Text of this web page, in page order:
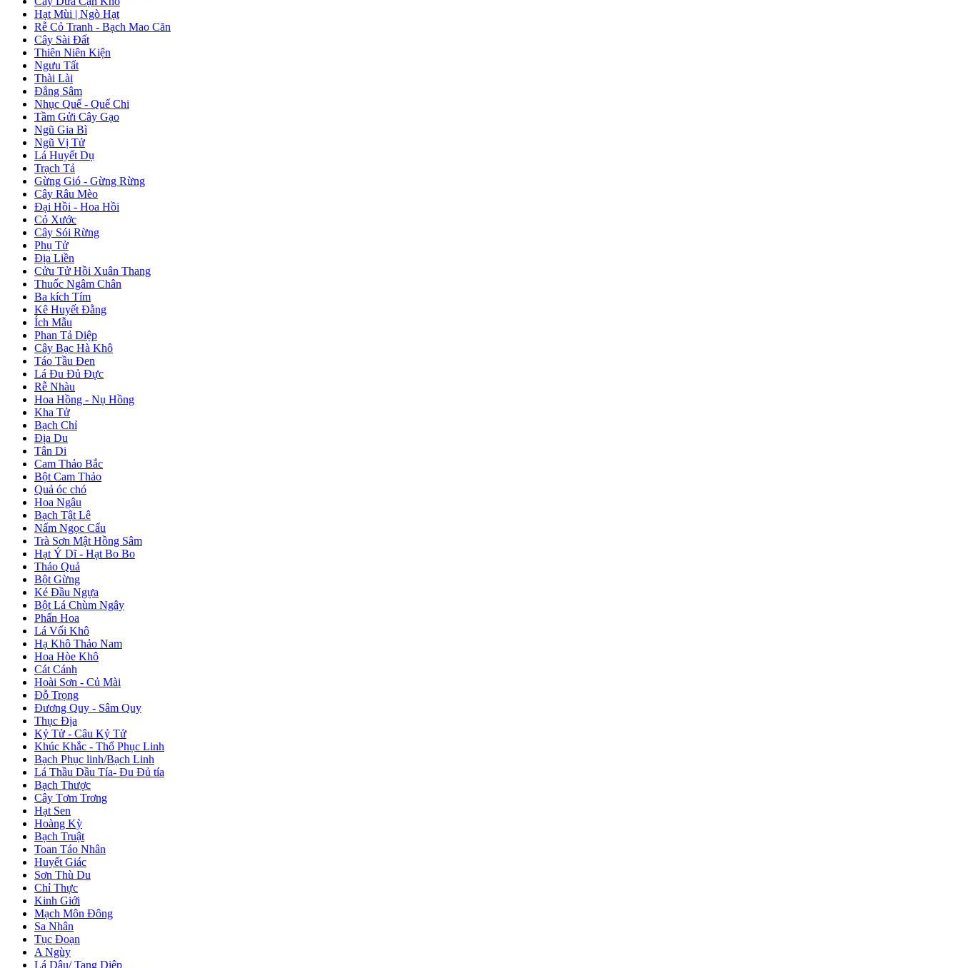
Hạt Mùi | Ngò Hạt
Rễ Cỏ Tranh - Bạch Mao Căn
Cây Sài Đất
Thiên Niên Kiện
Ngưu Tất
Thài Lài
Đẳng Sâm
Nhục Quế - Quế Chi
Tầm Gửi Cây Gạo
Ngũ Gia Bì
Ngũ Vị Tử
Lá Huyết Dụ
Trạch Tả
Gừng Gió - Gừng Rừng
Cây Râu Mèo
Đại Hồi - Hoa Hồi
Cỏ Xước
Cây Sói Rừng
Phụ Tử
Địa Liền
Cửu Tử Hồi Xuân Thang
Thuốc Ngâm Chân
Ba kích Tím
Kê Huyết Đằng
Ích Mẫu
Phan Tả Diệp
Cây Bạc Hà Khô
Táo Tầu Đen
Lá Đu Đủ Đực
Rễ Nhàu
Hoa Hồng - Nụ Hồng
Kha Tử
Bạch Chỉ
Địa Du
Tân Di
Cam Thảo Bắc
Bột Cam Thảo
Quả óc chó
Hoa Ngâu
Bạch Tật Lê
Nấm Ngọc Cẩu
Trà Sơn Mật Hồng Sâm
Hạt Ý Dĩ - Hạt Bo Bo
Thảo Quả
Bột Gừng
Ké Đầu Ngựa
Bột Lá Chùm Ngây
Phấn Hoa
Lá Vối Khô
Hạ Khô Thảo Nam
Hoa Hòe Khô
Cát Cánh
Hoài Sơn - Củ Mài
Đỗ Trọng
Đương Quy - Sâm Quy
Thục Địa
Kỷ Tử - Câu Kỷ Tử
Khúc Khắc - Thổ Phục Linh
Bạch Phục linh/Bạch Linh
Lá Thầu Dầu Tía- Đu Đủ tía
Bạch Thược
Cây Tơm Trơng
Hạt Sen
Hoàng Kỳ
Bạch Truật
Toan Táo Nhân
Huyết Giác
Sơn Thù Du
Chỉ Thực
Kinh Giới
Mạch Môn Đông
Sa Nhân
Tục Đoạn
A Ngùy
Lá Dâu/ Tang Diệp